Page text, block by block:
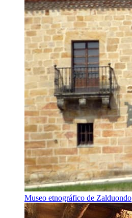
Museo etnográfico de Zalduondo